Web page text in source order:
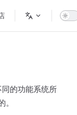
的功能系统所